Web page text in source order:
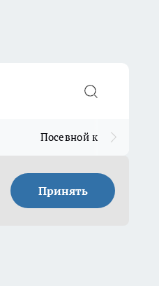
Посевной календарь
Принять